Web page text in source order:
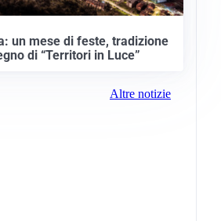
un mese di feste, tradizione
di “Territori in Luce”
Altre notizie